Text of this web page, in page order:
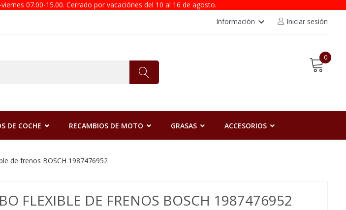
07.00-15.00. Cerrado por vacaciónes del 10 al 16 de agosto.
Iniciar sesión
Información keyboard_arrow_down
0
DE COCHE RECAMBIOS DE MOTO GRASAS ACCESORIOS
de frenos BOSCH 1987476952
FLEXIBLE DE FRENOS BOSCH 1987476952